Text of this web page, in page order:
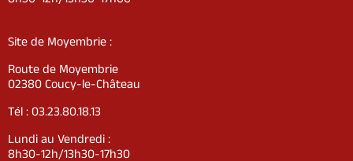
Site de Moyembrie :
Route de Moyembrie
02380 Coucy-le-Château
Tél : 03.23.80.18.13
Lundi au Vendredi :
8h30-12h/13h30-17h30